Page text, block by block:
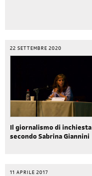
22 SETTEMBRE 2020
Il giornalismo di inchiesta
secondo Sabrina Giannini
11 APRILE 2017